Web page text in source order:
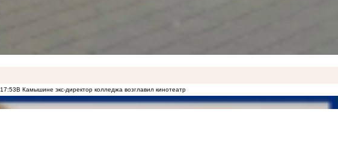
17:53В Камышине экс-директор колледжа возглавил кинотеатр